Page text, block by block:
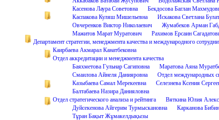
Касенова Лаура Советовна
Бекдосова Баглан
Каспакова Куляш Мишельевна
Искакова Светлана
Овчеренков Виктор Николаевич
Жумабеков Арман
Мажитов Марат Муратович
Рахимов Ерсаин
Департамент стратегии, менеджмента качества и международного
Каирбаева Акмарал Канатбековна
Отдел аккредитации и менеджмента качества
Баяхметова Гульнар Сагиповна
Маратова Аяна
Смаилова Айнеля Данияровна
Отдел международных
Казыбаева Самал Мерекеевна
Селезнева Ксения
Балтабаева Назира Данияловна
Отдел стратегического анализа и рейтинга
Вяткина Юлия
Дуйсекенова Айгерим Турмыскановна
Карканова
Тұран Бақыт Жұмакелдықызы